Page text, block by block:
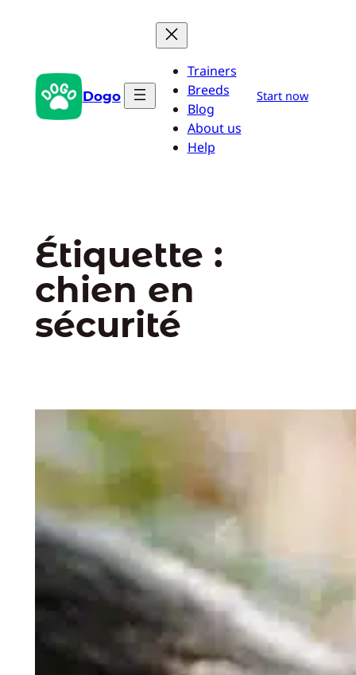
Dogo
Trainers
Breeds
Blog
About us
Help
Start now
Étiquette :
chien en
sécurité